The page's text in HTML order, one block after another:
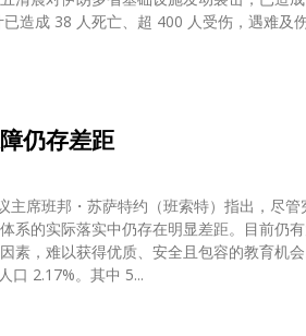
仍存差距
席班邦・苏萨特约（班索特）指出，尽
系的实际落实中仍存在明显差距。目前仍
得优质、安全且包容的教育机会。 中央统计局 2025
口 2.17%。其中 5...